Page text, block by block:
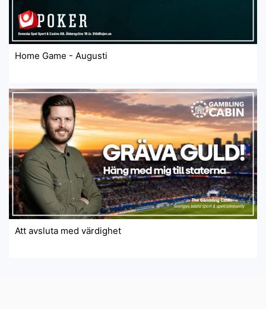
Home Game - Augusti
Att avsluta med värdighet